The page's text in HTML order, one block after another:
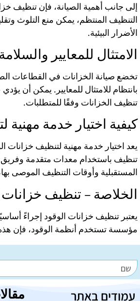
إلى جانب أهمية الصيانة، فإن تنظيف
التنظيف المنتظم، يمكن منع التلوث
الأضرار البيئية.
الامتثال للمعايير
تخضع صيانة الخزانات في القطاعات
بانتظام للامتثال للمعايير. يمكن أن
تنظيف الخزانات وفقًا للمتطلبات.
كيفية اختيار خدمة
يعد اختيار خدمة مهنية لتنظيف
تنظيف باستخدام معدات متقدمة وفريق
المستقبلية وأوقات التنظيف الموصى
الخلاصة – تنظيف
يعتبر تنظيف خزانات الوقود إجراءً
مؤسسة تستخدم أنظمة الوقود، فإن هذه
עמודים באתר